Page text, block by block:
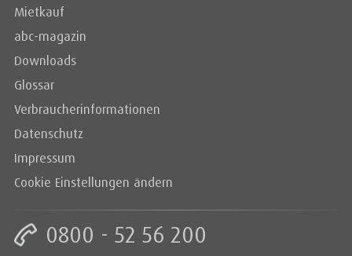
Mietkauf
abc-magazin
Downloads
Glossar
Verbraucherinformationen
Datenschutz
Impressum
Cookie Einstellungen ändern
0800 - 52 56 200